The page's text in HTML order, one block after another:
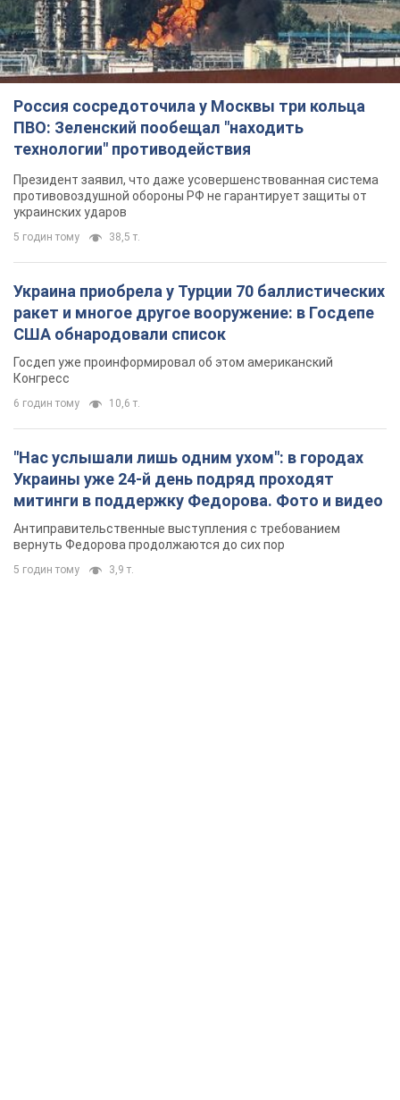
Россия сосредоточила у Москвы три кольца
ПВО: Зеленский пообещал "находить
технологии" противодействия
Президент заявил, что даже усовершенствованная система
противовоздушной обороны РФ не гарантирует защиты от
украинских ударов
5 годин тому 38,5 т.
Украина приобрела у Турции 70 баллистических
ракет и многое другое вооружение: в Госдепе
США обнародовали список
Госдеп уже проинформировал об этом американский
Конгресс
6 годин тому 10,6 т.
"Нас услышали лишь одним ухом": в городах
Украины уже 24-й день подряд проходят
митинги в поддержку Федорова. Фото и видео
Антиправительственные выступления с требованием
вернуть Федорова продолжаются до сих пор
5 годин тому 3,9 т.